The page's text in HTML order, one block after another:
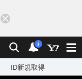
検索 通知
i
ID新規取得